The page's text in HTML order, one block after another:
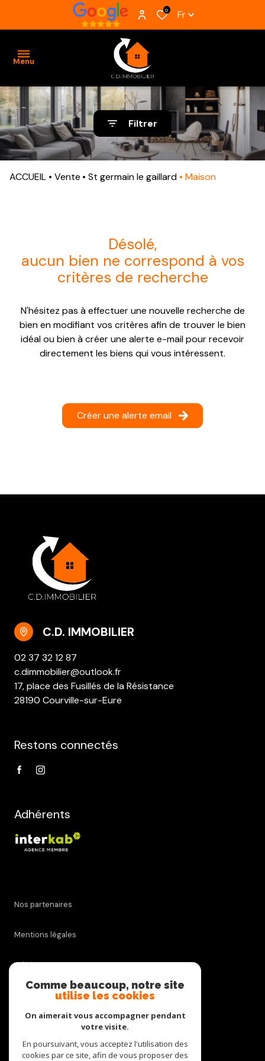
0 Fr
Menu
ACCUEIL
VENTES
BIENS
VENDUS
CONTACT
Filtrer
ACCUEIL Vente St germain le gaillard Maison
désolé,
aucun bien ne correspond à vos
critères de recherche
N'hésitez pas à effectuer une nouvelle recherche de
bien en modifiant vos critères afin de trouver le bien
idéal ou bien à créer une alerte e-mail pour recevoir
directement les biens qui vous intéressent.
Créer une alerte email
C.D. IMMOBILIER
02 37 32 12 87
c.dimmobilier@outlook.fr
17, place des Fusillés de la Résistance
28190 Courville-sur-Eure
Restons connectés
Adhérents
Nos partenaires
Mentions légales
Admin
Nos honoraires
Cookies
Comme beaucoup, notre site
utilise les cookies
On aimerait vous accompagner pendant
votre visite.
En poursuivant, vous acceptez l'utilisation des
cookies par ce site, afin de vous proposer des